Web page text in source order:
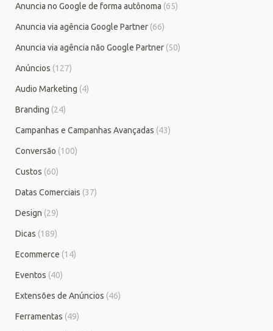
Anuncia no Google de forma autônoma (65)
Anuncia via agência Google Partner (66)
Anuncia via agência não Google Partner (50)
Anúncios (127)
Audio Marketing (4)
Branding (24)
Campanhas e Campanhas Avançadas (43)
Conversão (100)
Custos (60)
Datas Comerciais (37)
Design (29)
Dicas (189)
Ecommerce (14)
Eventos (40)
Extensões de Anúncios (46)
Ferramentas (49)